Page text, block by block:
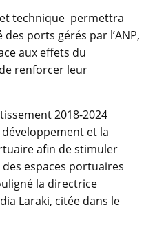
technique permettra
ports gérés par l’ANP,
aux effets du
renforcer leur
2018-2024
et la
afin de stimuler
espaces portuaires
la directrice
Laraki, citée dans le